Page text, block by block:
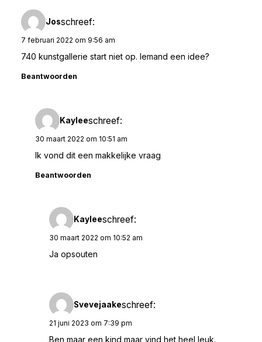
navigatie
Josschreef:
7 februari 2022 om 9:56 am
740 kunstgallerie start niet op. Iemand een idee?
Beantwoorden
Kayleeschreef:
30 maart 2022 om 10:51 am
Ik vond dit een makkelijke vraag
Beantwoorden
Kayleeschreef:
30 maart 2022 om 10:52 am
Ja opsouten
Svevejaakeschreef:
21 juni 2023 om 7:39 pm
Ben maar een kind maar vind het heel leuk.